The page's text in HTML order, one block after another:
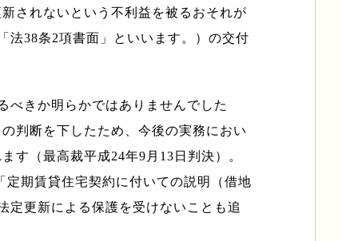
されないという不利益を被るおそれが
法38条2項書面」といいます。）の交付
べきか明らかではありませんでした
判断を下したため、今後の実務におい
す（最高裁平成24年9月13日判決）。
期賃貸住宅契約に付いての説明（借地
定更新による保護を受けないことも追